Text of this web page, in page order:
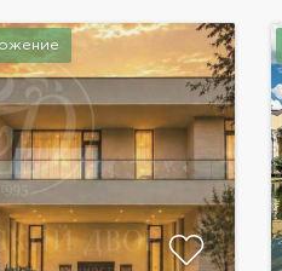
ещё 50 фотографий